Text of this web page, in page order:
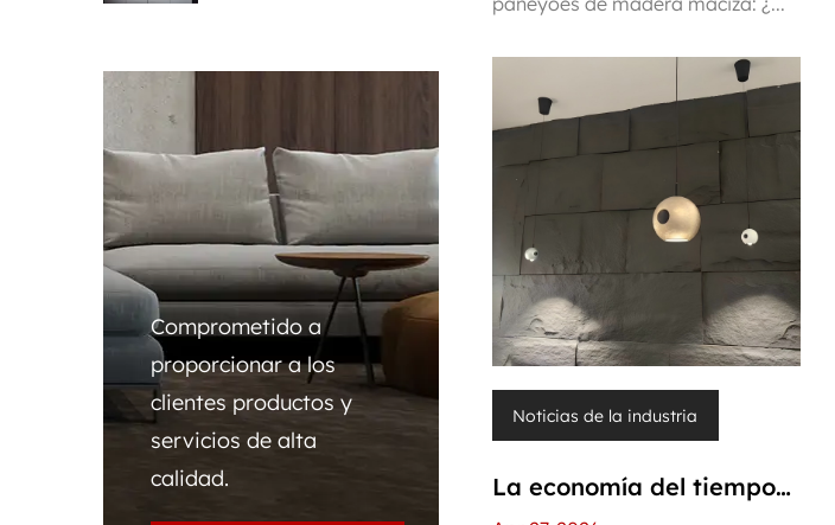
Comprometido a
proporcionar a los
clientes productos y
servicios de alta
calidad.
tiene sentido para su
proyecto?
Noticias de la industria
La economía del tiempo